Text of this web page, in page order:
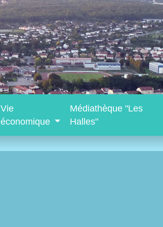
Vie
économique
Médiathèque "Les
Halles"